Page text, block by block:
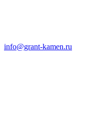
info@grant-kamen.ru